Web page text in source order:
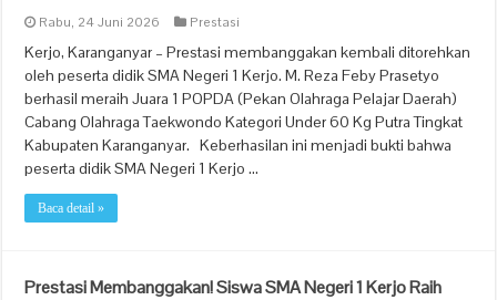
Rabu, 24 Juni 2026 Prestasi
Kerjo, Karanganyar – Prestasi membanggakan kembali ditorehkan
oleh peserta didik SMA Negeri 1 Kerjo. M. Reza Feby Prasetyo
berhasil meraih Juara 1 POPDA (Pekan Olahraga Pelajar Daerah)
Cabang Olahraga Taekwondo Kategori Under 60 Kg Putra Tingkat
Kabupaten Karanganyar. Keberhasilan ini menjadi bukti bahwa
peserta didik SMA Negeri 1 Kerjo …
Baca detail »
Prestasi Membanggakan! Siswa SMA Negeri 1 Kerjo Raih